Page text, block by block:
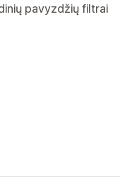
pavyzdžių filtrai